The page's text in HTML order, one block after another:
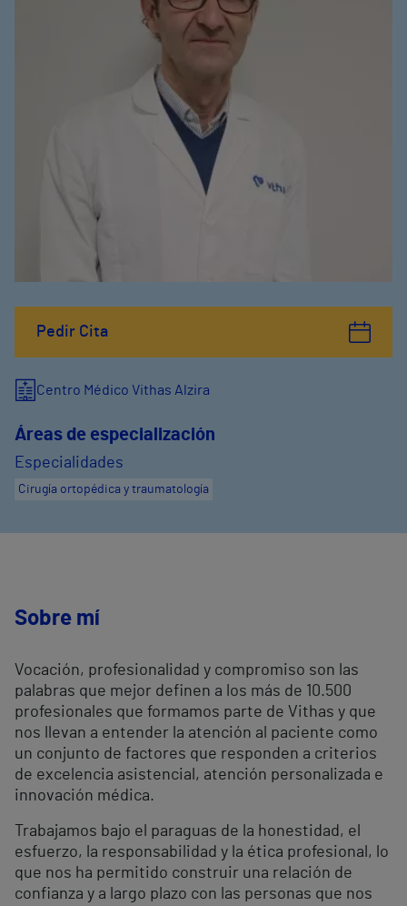
Pedir Cita
Centro Médico Vithas Alzira
Áreas de especialización
Especialidades
Cirugía ortopédica y traumatología
Sobre mí
Vocación, profesionalidad y compromiso son las
palabras que mejor definen a los más de 10.500
profesionales que formamos parte de Vithas y que
nos llevan a entender la atención al paciente como
un conjunto de factores que responden a criterios
de excelencia asistencial, atención personalizada e
innovación médica.
Trabajamos bajo el paraguas de la honestidad, el
esfuerzo, la responsabilidad y la ética profesional, lo
que nos ha permitido construir una relación de
confianza y a largo plazo con las personas que nos